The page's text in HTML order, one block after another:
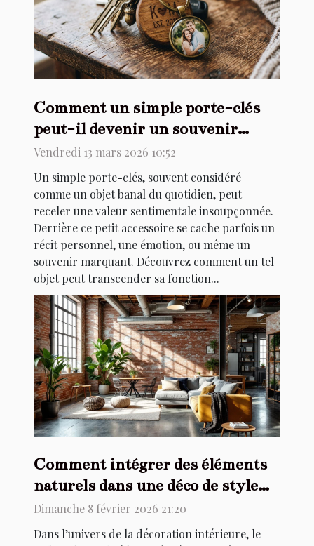
Comment un simple porte-clés
peut-il devenir un souvenir
précieux ?
Vendredi 13 mars 2026 10:52
Un simple porte-clés, souvent considéré
comme un objet banal du quotidien, peut
receler une valeur sentimentale insoupçonnée.
Derrière ce petit accessoire se cache parfois un
récit personnel, une émotion, ou même un
souvenir marquant. Découvrez comment un tel
objet peut transcender sa fonction...
Comment intégrer des éléments
naturels dans une déco de style
industriel ?
Dimanche 8 février 2026 21:20
Dans l’univers de la décoration intérieure, le